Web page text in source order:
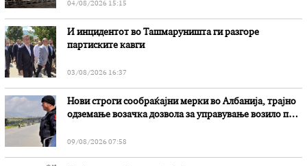
04/08/2026 15:15
И инцидентот во Ташмаруништa ги разгоре
партиските кавги
03/08/2026 16:37
Нови строги сообраќајни мерки во Aлбанија, трајно
одземање возачка дозвола за управување возило под
09/08/2026 07:58